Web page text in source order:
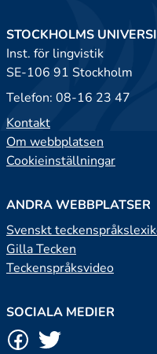
STOCKHOLMS
Inst. för lingvistik
SE-106 91 Stockholm
Telefon: 08-16 23 47
Kontakt
Om webbplatsen
Cookieinställningar
ANDRA WEBBPLATSER
Svenskt
Gilla Tecken
Teckenspråksvideo
SOCIALA MEDIER